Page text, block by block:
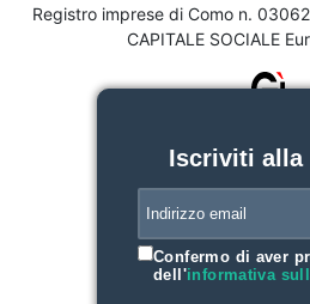
Registro imprese di Como n.
CAPITALE SOCIALE
Iscriviti alla
Confermo di aver
dell'informativa